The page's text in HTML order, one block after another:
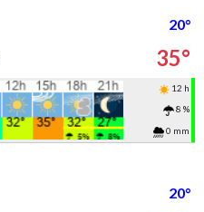
20°
35°
12 h
8 %
0 mm
20°